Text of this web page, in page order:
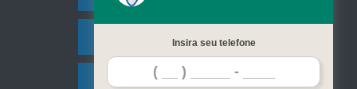
Serviços
Contato
Insira seu telefone